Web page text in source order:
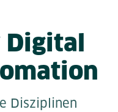
Digital
Disziplinen